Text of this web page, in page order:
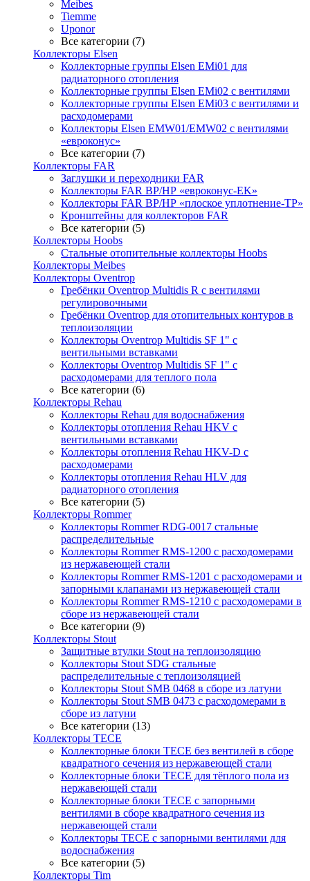
Meibes
Tiemme
Uponor
Все категории (7)
Коллекторы Elsen
Коллекторные группы Elsen EMi01 для
радиаторного отопления
Коллекторные группы Elsen EMi02 с вентилями
Коллекторные группы Elsen EMi03 с вентилями и
расходомерами
Коллекторы Elsen EMW01/EMW02 с вентилями
«евроконус»
Все категории (7)
Коллекторы FAR
Заглушки и переходники FAR
Коллекторы FAR ВР/НР «евроконус-EK»
Коллекторы FAR ВР/НР «плоское уплотнение-TP»
Кронштейны для коллекторов FAR
Все категории (5)
Коллекторы Hoobs
Стальные отопительные коллекторы Hoobs
Коллекторы Meibes
Коллекторы Oventrop
Гребёнки Oventrop Multidis R с вентилями
регулировочными
Гребёнки Oventrop для отопительных контуров в
теплоизоляции
Коллекторы Oventrop Multidis SF 1" с
вентильными вставками
Коллекторы Oventrop Multidis SF 1" с
расходомерами для теплого пола
Все категории (6)
Коллекторы Rehau
Коллекторы Rehau для водоснабжения
Коллекторы отопления Rehau HKV с
вентильными вставками
Коллекторы отопления Rehau HKV-D с
расходомерами
Коллекторы отопления Rehau HLV для
радиаторного отопления
Все категории (5)
Коллекторы Rommer
Коллекторы Rommer RDG-0017 стальные
распределительные
Коллекторы Rommer RMS-1200 с расходомерами
из нержавеющей стали
Коллекторы Rommer RMS-1201 с расходомерами и
запорными клапанами из нержавеющей стали
Коллекторы Rommer RMS-1210 с расходомерами в
сборе из нержавеющей стали
Все категории (9)
Коллекторы Stout
Защитные втулки Stout на теплоизоляцию
Коллекторы Stout SDG стальные
распределительные с теплоизоляцией
Коллекторы Stout SMB 0468 в сборе из латуни
Коллекторы Stout SMB 0473 с расходомерами в
сборе из латуни
Все категории (13)
Коллекторы TECE
Коллекторные блоки TECE без вентилей в сборе
квадратного сечения из нержавеющей стали
Коллекторные блоки TECE для тёплого пола из
нержавеющей стали
Коллекторные блоки TECE с запорными
вентилями в сборе квадратного сечения из
нержавеющей стали
Коллекторы TECE с запорными вентилями для
водоснабжения
Все категории (5)
Коллекторы Tim